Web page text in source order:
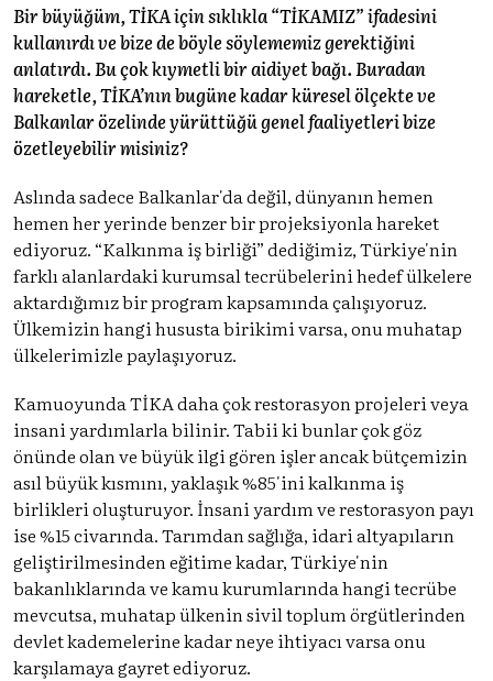
Bir büyüğüm, TİKA için sıklıkla “TİKAMIZ” ifadesini
kullanırdı ve bize de böyle söylememiz gerektiğini
anlatırdı. Bu çok kıymetli bir aidiyet bağı. Buradan
hareketle, TİKA’nın bugüne kadar küresel ölçekte ve
Balkanlar özelinde yürüttüğü genel faaliyetleri bize
özetleyebilir misiniz?
Aslında sadece Balkanlar'da değil, dünyanın hemen
hemen her yerinde benzer bir projeksiyonla hareket
ediyoruz. “Kalkınma iş birliği” dediğimiz, Türkiye'nin
farklı alanlardaki kurumsal tecrübelerini hedef ülkelere
aktardığımız bir program kapsamında çalışıyoruz.
Ülkemizin hangi hususta birikimi varsa, onu muhatap
ülkelerimizle paylaşıyoruz.
Kamuoyunda TİKA daha çok restorasyon projeleri veya
insani yardımlarla bilinir. Tabii ki bunlar çok göz
önünde olan ve büyük ilgi gören işler ancak bütçemizin
asıl büyük kısmını, yaklaşık %85'ini kalkınma iş
birlikleri oluşturuyor. İnsani yardım ve restorasyon payı
ise %15 civarında. Tarımdan sağlığa, idari altyapıların
geliştirilmesinden eğitime kadar, Türkiye'nin
bakanlıklarında ve kamu kurumlarında hangi tecrübe
mevcutsa, muhatap ülkenin sivil toplum örgütlerinden
devlet kademelerine kadar neye ihtiyacı varsa onu
karşılamaya gayret ediyoruz.